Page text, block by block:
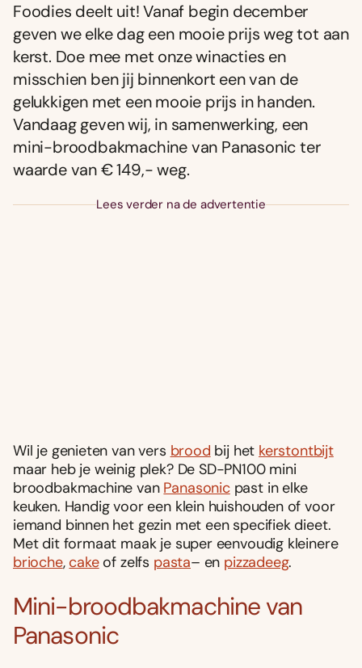
Foodies deelt uit! Vanaf begin december
geven we elke dag een mooie prijs weg tot aan
kerst. Doe mee met onze winacties en
misschien ben jij binnenkort een van de
gelukkigen met een mooie prijs in handen.
Vandaag geven wij, in samenwerking, een
mini-broodbakmachine van Panasonic ter
waarde van € 149,- weg.
Lees verder na de advertentie
Wil je genieten van vers brood bij het kerstontbijt
maar heb je weinig plek? De SD-PN100 mini
broodbakmachine van Panasonicpast in elke
keuken. Handig voor een klein huishouden of voor
iemand binnen het gezin met een specifiek dieet.
Met dit formaat maak je super eenvoudig kleinere
brioche, cakeof zelfs pasta– en pizzadeeg.
Mini-broodbakmachine van
Panasonic